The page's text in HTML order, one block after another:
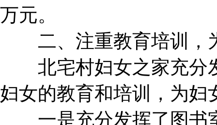
万元。
二、注重教育培训，
北宅村妇女之家充分
妇女的教育和培训，为妇
一是充分发挥了图书